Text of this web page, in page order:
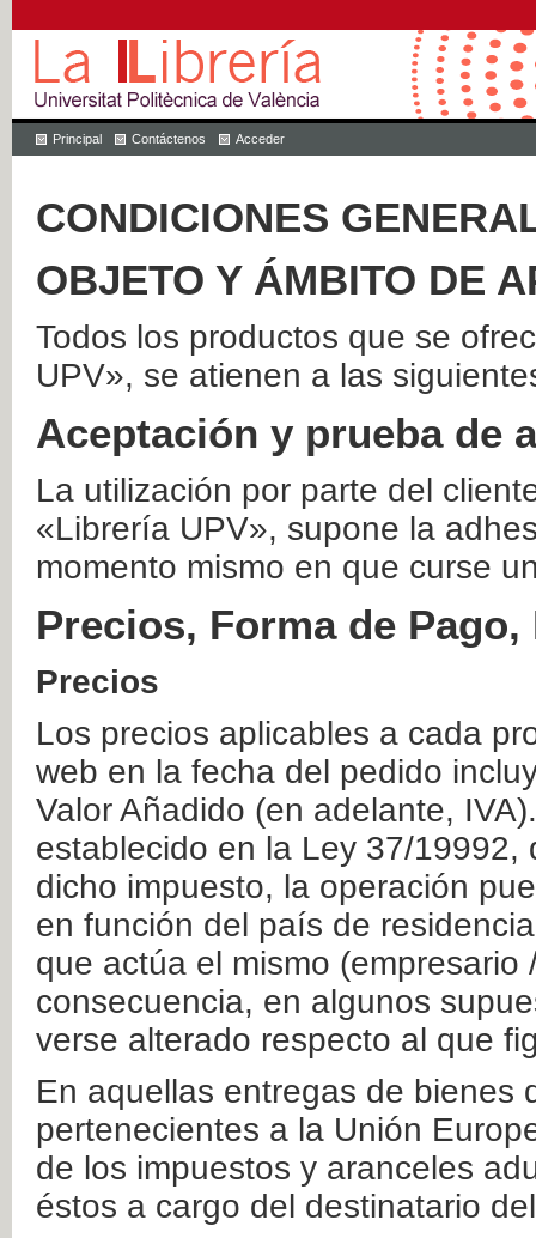
Principal Contáctenos Acceder
CONDICIONES
OBJETO Y ÁMBITO DE
Todos los productos que se
UPV», se atienen a las
Aceptación y prueba de
La utilización por parte del
«Librería UPV», supone la
momento mismo en que curse
Precios, Forma de
Precios
Los precios aplicables a cada
web en la fecha del pedido
Valor Añadido (en adelante,
establecido en la Ley 37/
dicho impuesto, la operación
en función del país de
que actúa el mismo
consecuencia, en algunos
verse alterado respecto al que
En aquellas entregas de bienes
pertenecientes a la Unión
de los impuestos y aranceles
éstos a cargo del destinatario